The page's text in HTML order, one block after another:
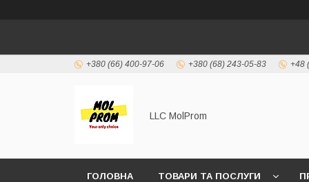
+380 (66) 400-97-06 +380 (68) 243-05-83 +48
LLC MolProm
ГОЛОВНА ТОВАРИ ТА ПОСЛУГИ